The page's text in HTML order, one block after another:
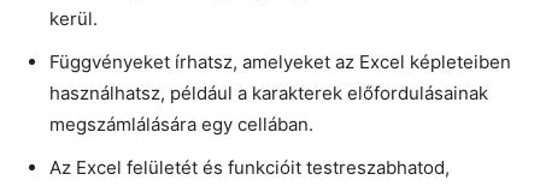
kerül.
Függvényeket írhatsz, amelyeket az Excel képleteiben
használhatsz, például a karakterek előfordulásainak
megszámlálására egy cellában.
Az Excel felületét és funkcióit testreszabhatod,